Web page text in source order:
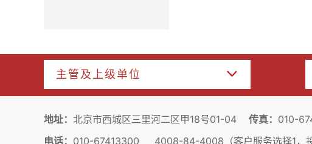
主管及上级单位
地址： 北京市西城区三里河二区甲18号01-04 传真： 010-
电话： 010-67413300 4008-84-4008（客户服务选择1，投